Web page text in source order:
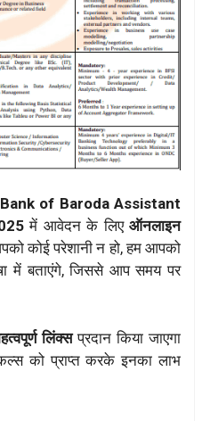
Bank of Baroda Assistant
में आवेदन के लिएऑनलाइन
कोई परेशानी न हो, हम आपको
में बताएंगे, जिससे आप समय पर
लिंक्सप्रदान किया जाएगा
को प्राप्त करके इनका लाभ